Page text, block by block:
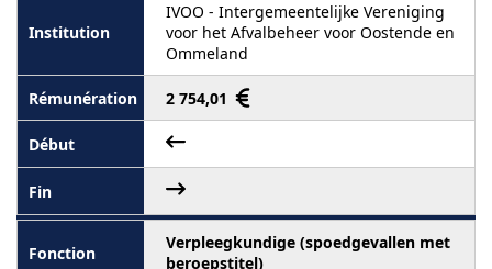
IVOO - Intergemeentelijke Vereniging
voor het Afvalbeheer voor Oostende en
Ommeland
2 754,01
Verpleegkundige (spoedgevallen met
beroepstitel)